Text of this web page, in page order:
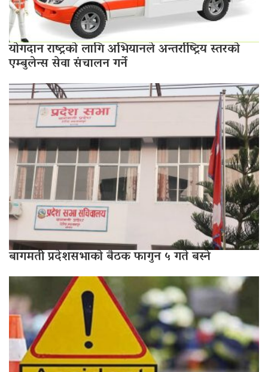
योगदान राष्ट्रको लागि अभियानले अन्तर्राष्ट्रिय स्तरको
एम्बुलेन्स सेवा संचालन गर्ने
बागमती प्रदेशसभाको बैठक फागुन ५ गते बस्ने